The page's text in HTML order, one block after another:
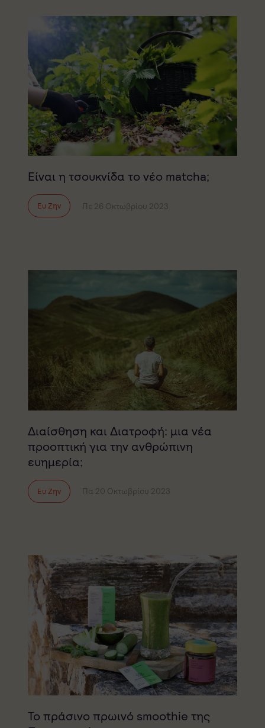
Είναι η τσουκνίδα το νέο matcha;
Ευ Ζην Πε 26 Οκτωβρίου 2023
Διαίσθηση και Διατροφή: μια νέα
προοπτική για την ανθρώπινη
ευημερία;
Ευ Ζην Πα 20 Οκτωβρίου 2023
Το πράσινο πρωινό smoothie της